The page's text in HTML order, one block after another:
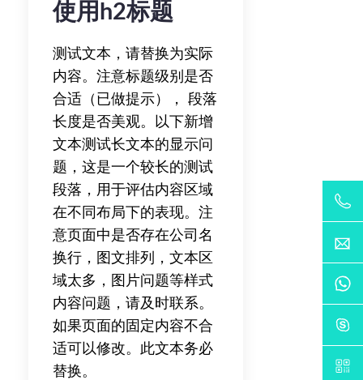
使用h2标题
测试文本，请替换为实际
内容。注意标题级别是否
合适（已做提示）， 段落
长度是否美观。以下新增
文本测试长文本的显示问
题，这是一个较长的测试
段落，用于评估内容区域
在不同布局下的表现。注
意页面中是否存在公司名
换行，图文排列，文本区
域太多，图片问题等样式
内容问题，请及时联系。
如果页面的固定内容不合
适可以修改。此文本务必
替换。